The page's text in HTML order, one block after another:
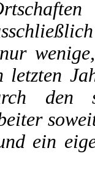
letzten
den
ein